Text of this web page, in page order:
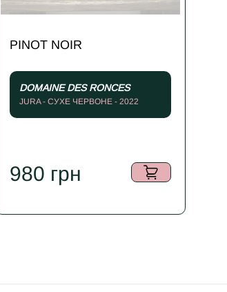
PINOT NOIR
DOMAINE DES RONCES
JURA - СУХЕ ЧЕРВОНЕ - 2022
980 грн